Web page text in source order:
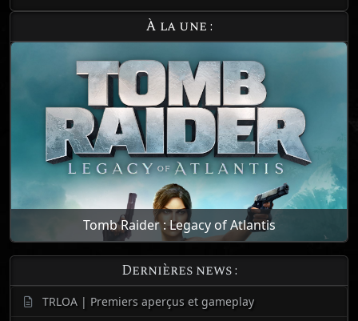
À la une :
Tomb Raider : Legacy of Atlantis
Dernières news :
TRLOA | Premiers aperçus et gameplay